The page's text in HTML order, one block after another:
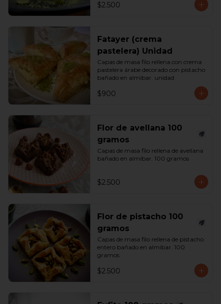
$2.500
Fatayer (crema
pastelera) Unidad
Capas de masa filo rellena con crema
pastelera árabe decorado con pistacho
bañado en almíbar. unidad
$900
Flor de avellana 100
gramos
Capas de masa filo rellena de avellana
bañado en almíbar. 100 gramos
$2.500
Flor de pistacho 100
gramos
Capas de masa filo rellena de pistacho
entero bañado en almíbar. 100
gramos
$2.500